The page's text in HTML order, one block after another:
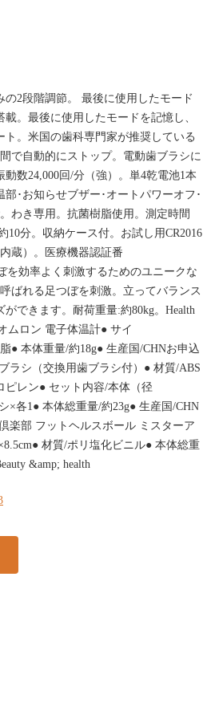
2段階調節。 最後に使用したモード
。最後に使用したモードを記憶し、
ト。米国の歯科専門家が推奨している
で自動的にストップ。電動歯ブラシに
数24,000回/分（強）。単4乾電池1本
･お知らせブザー･オートパワーオフ･
わき専用。抗菌樹脂使用。測定時間
10分。収納ケース付。お試し用CR2016
蔵）。医療機器認証番
を効率よく刺激するためのユニークな
ばれる足つぼを刺激。立ってバランス
できます。耐荷重量:約80kg。Health
ムロン 電子体温計● サイ
● 本体重量/約18g● 生産国/CHNお申込
ラシ（交換用歯ブラシ付）● 材質/ABS
ピレン● セット内容/本体（径
×各1● 本体総重量/約23g● 生産国/CHN
楽部 フットヘルスボール ミスターア
材質/ポリ塩化ビニル● 本体総重
&amp; health